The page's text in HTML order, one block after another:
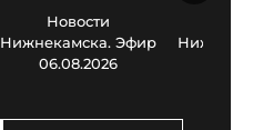
Новости
Нижнекамска. Эфир
06.08.2026